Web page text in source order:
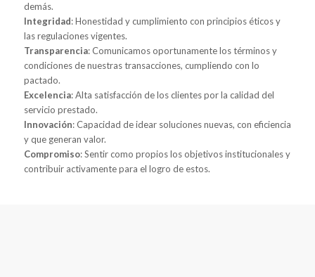
demás.
Integridad: Honestidad y cumplimiento con principios éticos y
las regulaciones vigentes.
Transparencia: Comunicamos oportunamente los términos y
condiciones de nuestras transacciones, cumpliendo con lo
pactado.
Excelencia: Alta satisfacción de los clientes por la calidad del
servicio prestado.
Innovación: Capacidad de idear soluciones nuevas, con eficiencia
y que generan valor.
Compromiso: Sentir como propios los objetivos institucionales y
contribuir activamente para el logro de estos.